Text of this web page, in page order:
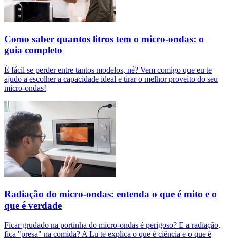
Como saber quantos litros tem o micro-ondas: o
guia completo
É fácil se perder entre tantos modelos, né? Vem comigo que eu te
ajudo a escolher a capacidade ideal e tirar o melhor proveito do seu
micro-ondas!
Radiação do micro-ondas: entenda o que é mito e o
que é verdade
Ficar grudado na portinha do micro-ondas é perigoso? E a radiação,
fica "presa" na comida? A Lu te explica o que é ciência e o que é